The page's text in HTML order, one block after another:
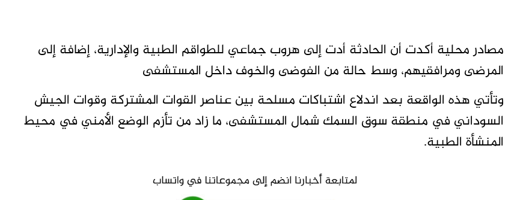
مصادر محلية أكدت أن الحادثة أدت إلى هروب جماعي للطواقم الطبية والإدارية، إضافة إلى
المرضى ومرافقيهم، وسط حالة من الفوضى والخوف داخل المستشفى
وتأتي هذه الواقعة بعد اندلاع اشتباكات مسلحة بين عناصر القوات المشتركة وقوات الجيش
السوداني في منطقة سوق السمك شمال المستشفى، ما زاد من تأزم الوضع الأمني في محيط
المنشأة الطبية.